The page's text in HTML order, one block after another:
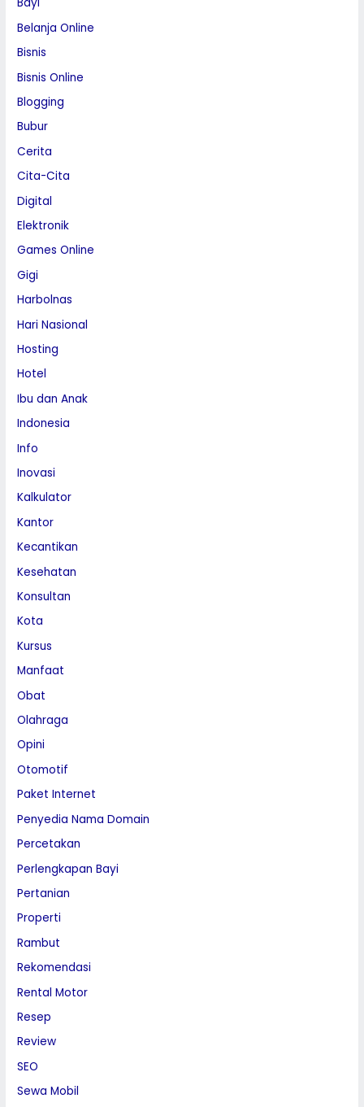
Belanja Online
Bisnis
Bisnis Online
Blogging
Bubur
Cerita
Cita-Cita
Digital
Elektronik
Games Online
Gigi
Harbolnas
Hari Nasional
Hosting
Hotel
Ibu dan Anak
Indonesia
Info
Inovasi
Kalkulator
Kantor
Kecantikan
Kesehatan
Konsultan
Kota
Kursus
Manfaat
Obat
Olahraga
Opini
Otomotif
Paket Internet
Penyedia Nama Domain
Percetakan
Perlengkapan Bayi
Pertanian
Properti
Rambut
Rekomendasi
Rental Motor
Resep
Review
SEO
Sewa Mobil